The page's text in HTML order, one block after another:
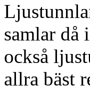
samlar då
också
allra bäst